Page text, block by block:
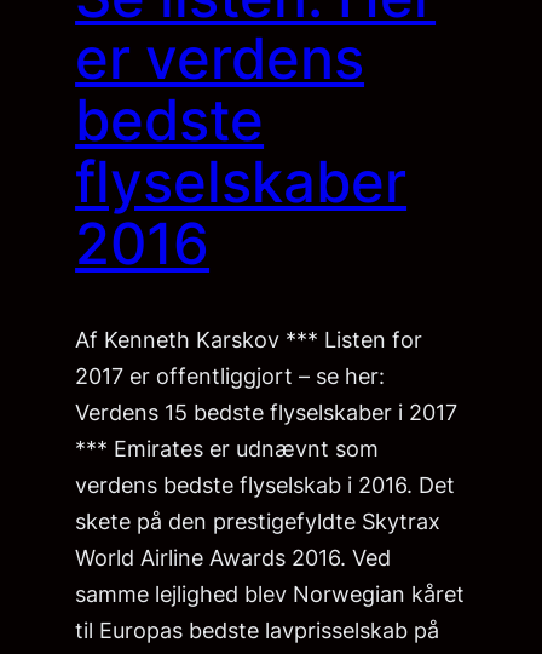
er verdens
bedste
flyselskaber
2016
Af Kenneth Karskov *** Listen for
2017 er offentliggjort – se her:
Verdens 15 bedste flyselskaber i 2017
*** Emirates er udnævnt som
verdens bedste flyselskab i 2016. Det
skete på den prestigefyldte Skytrax
World Airline Awards 2016. Ved
samme lejlighed blev Norwegian kåret
til Europas bedste lavprisselskab på